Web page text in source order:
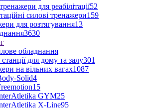
для реабілітації52
силові тренажери159
для розтягування13
3630
обладнання
для дому та залу301
на вільних вагах1087
Solid4
15
GYM25
X-Line95